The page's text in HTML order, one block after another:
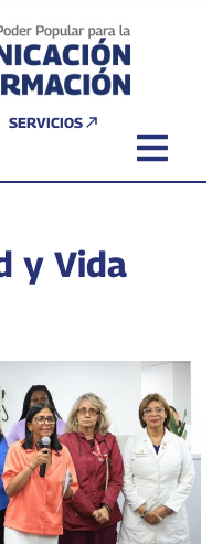
SERVICIOS
y Vida